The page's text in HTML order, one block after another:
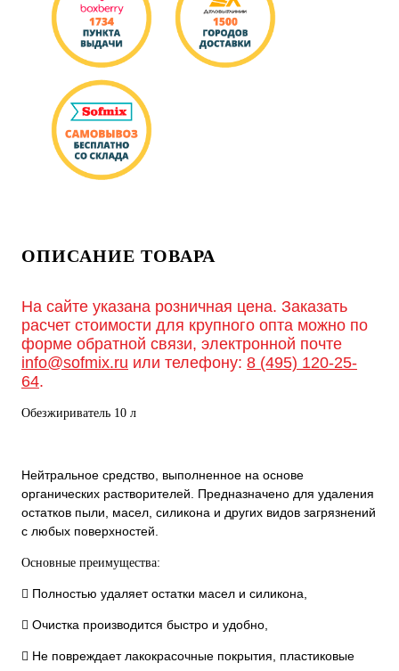
ОПИСАНИЕ ТОВАРА
На сайте указана розничная цена. Заказать
расчет стоимости для крупного опта можно по
форме обратной связи, электронной почте
info@sofmix.ru или телефону: 8 (495) 120-25-
64.
Обезжириватель 10 л
Нейтральное средство, выполненное на основе
органических растворителей. Предназначено для удаления
остатков пыли, масел, силикона и других видов загрязнений
с любых поверхностей.
Основные преимущества:
 Полностью удаляет остатки масел и силикона,
 Очистка производится быстро и удобно,
 Не повреждает лакокрасочные покрытия, пластиковые